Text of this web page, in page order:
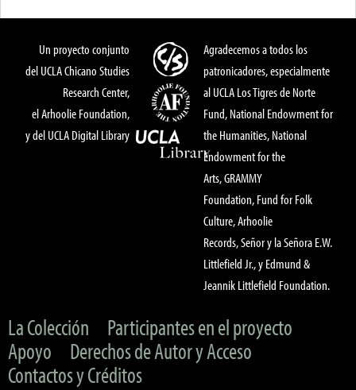
Un proyecto conjunto
del UCLA Chicano Studies
Research Center,
el Arhoolie Foundation,
y del UCLA Digital Library
Agradecemos a todos los
patronicadores, especialmente
al UCLA Los Tigres de Norte
Fund, National Endowment for
the Humanities, National
Endowment for the
Arts, GRAMMY
Foundation, Fund for Folk
Culture, Arhoolie
Records, Señor y la Señora E.W.
Littlefield Jr., y Edmund &
Jeannik Littlefield Foundation.
La Colección
Participantes en el proyecto
Apoyo
Derechos de Autor y Acceso
Contactos y Créditos